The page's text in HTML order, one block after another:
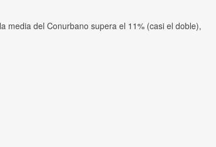
media del Conurbano supera el 11% (casi el doble),